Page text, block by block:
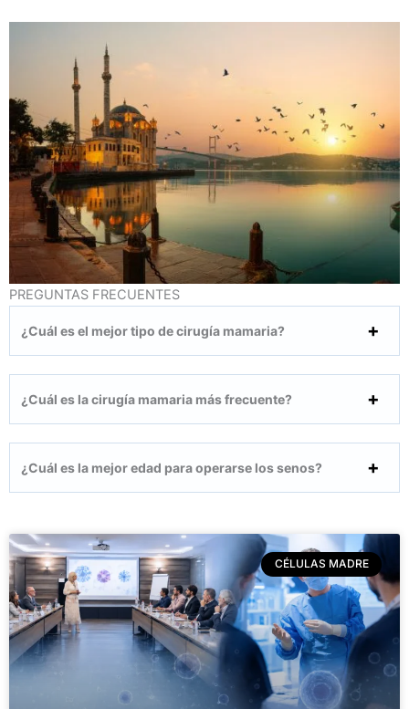
PREGUNTAS FRECUENTES
¿Cuál es el mejor tipo de cirugía mamaria?
¿Cuál es la cirugía mamaria más frecuente?
¿Cuál es la mejor edad para operarse los senos?
CÉLULAS MADRE